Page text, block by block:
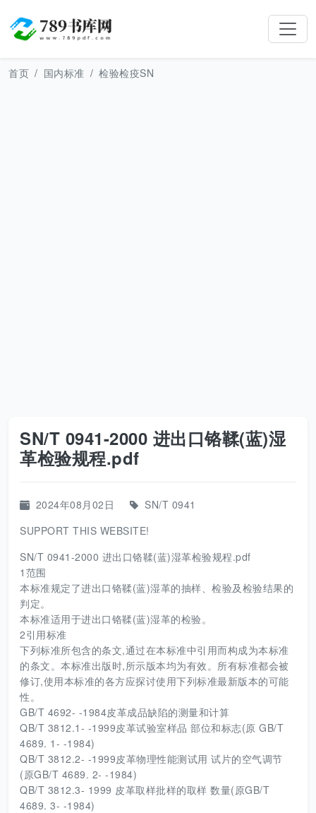
首页 国内标准 检验检疫SN
SN/T 0941-2000 进出口铬鞣(蓝)湿
革检验规程.pdf
2024年08月02日
SN/T 0941
SUPPORT THIS WEBSITE!
SN/T 0941-2000 进出口铬鞣(蓝)湿革检验规程.pdf
1范围
本标准规定了进出口铬鞣(蓝)湿革的抽样、检验及检验结果的
判定。
本标准适用于进出口铬鞣(蓝)湿革的检验。
2引用标准
下列标准所包含的条文,通过在本标准中引用而构成为本标准
的条文。本标准出版时,所示版本均为有效。所有标准都会被
修订,使用本标准的各方应探讨使用下列标准最新版本的可能
性。
GB/T 4692- -1984皮革成品缺陷的测量和计算
QB/T 3812.1- -1999皮革试验室样品 部位和标志(原 GB/T
4689. 1- -1984)
QB/T 3812.2- -1999皮革物理性能测试用 试片的空气调节
(原GB/T 4689. 2- -1984)
QB/T 3812.3- 1999 皮革取样批样的取样 数量(原GB/T
4689. 3- -1984)